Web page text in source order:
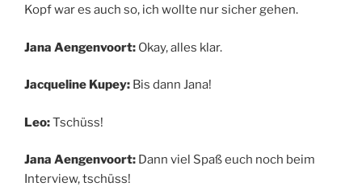
Kopf war es auch so, ich wollte nur sicher gehen.
Jana Aengenvoort: Okay, alles klar.
Jacqueline Kupey: Bis dann Jana!
Leo:Tschüss!
Jana Aengenvoort: Dann viel Spaß euch noch beim
Interview, tschüss!